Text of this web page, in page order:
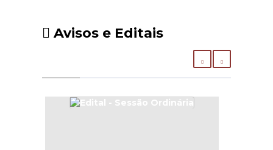
Avisos e Editais